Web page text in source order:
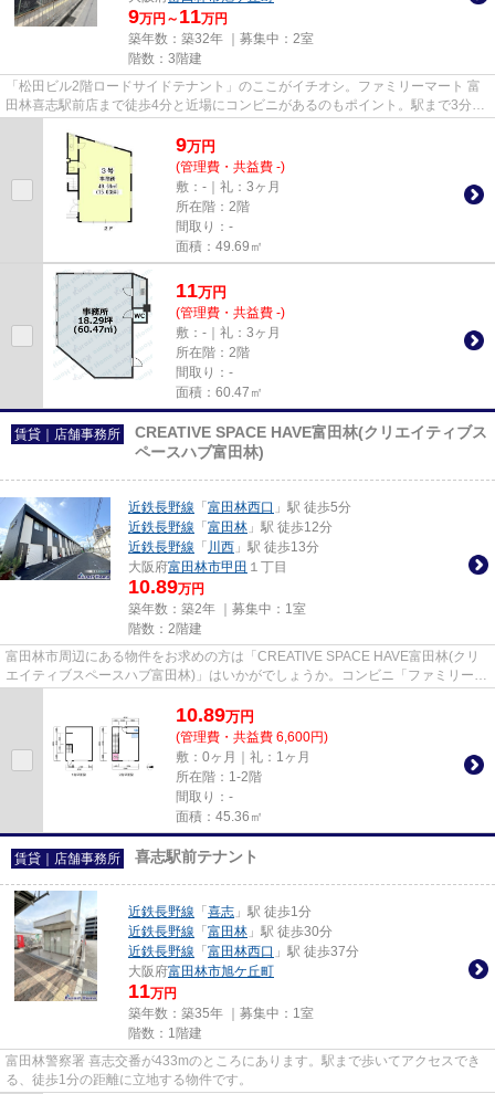
9万円～ 11万円
築年数：築32年 ｜募集中： 2室
階数：3階建
「松田ビル2階ロードサイドテナント」のここがイチオシ。ファミリーマート 富
田林喜志駅前店まで徒歩4分と近場にコンビニがあるのもポイント。駅まで3分
9万円
(管理費・共益費 -)
敷：-｜礼：3ヶ月
所在階：2階
間取り：-
面積：49.69㎡
11万円
(管理費・共益費 -)
敷：-｜礼：3ヶ月
所在階：2階
間取り：-
面積：60.47㎡
賃貸｜店舗事務所
CREATIVE SPACE HAVE富田林(クリエイティブス
ペースハブ富田林)
近鉄長野線 「 富田林西口 」駅 徒歩5分
近鉄長野線 「 富田林 」駅 徒歩12分
近鉄長野線 「 川西 」駅 徒歩13分
大阪府富田林市甲田 １丁目
10.89万円
築年数：築2年 ｜募集中： 1室
階数：2階建
富田林市周辺にある物件をお求めの方は「CREATIVE SPACE HAVE富田林(クリ
エイティブスペースハブ富田林)」はいかがでしょうか。コンビニ「ファミリーマ
10.89万円
(管理費・共益費 6,600円)
敷：0ヶ月｜礼：1ヶ月
所在階：1-2階
間取り：-
面積：45.36㎡
賃貸｜店舗事務所 喜志駅前テナント
近鉄長野線 「 喜志 」駅 徒歩1分
近鉄長野線 「 富田林 」駅 徒歩30分
近鉄長野線 「 富田林西口 」駅 徒歩37分
大阪府富田林市旭ケ丘町
11万円
築年数：築35年 ｜募集中： 1室
階数：1階建
富田林警察署 喜志交番が433mのところにあります。駅まで歩いてアクセスでき
る、徒歩1分の距離に立地する物件です。